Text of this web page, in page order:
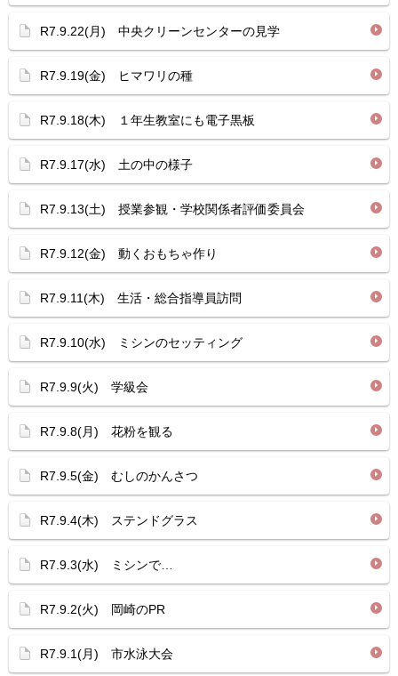
R7.9.22(月) 中央クリーンセンターの見学
R7.9.19(金) ヒマワリの種
R7.9.18(木) １年生教室にも電子黒板
R7.9.17(水) 土の中の様子
R7.9.13(土) 授業参観・学校関係者評価委員会
R7.9.12(金) 動くおもちゃ作り
R7.9.11(木) 生活・総合指導員訪問
R7.9.10(水) ミシンのセッティング
R7.9.9(火) 学級会
R7.9.8(月) 花粉を観る
R7.9.5(金) むしのかんさつ
R7.9.4(木) ステンドグラス
R7.9.3(水) ミシンで…
R7.9.2(火) 岡崎のPR
R7.9.1(月) 市水泳大会